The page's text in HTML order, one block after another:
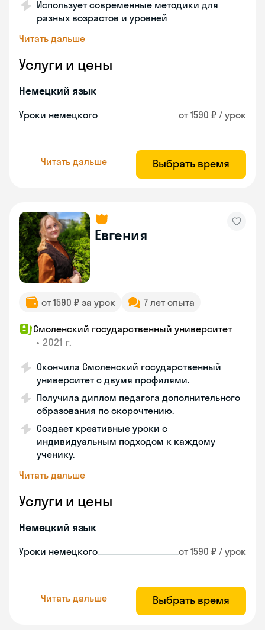
Использует современные методики для
разных возрастов и уровней
Читать дальше
Услуги и цены
Немецкий язык
Уроки немецкого от 1590 ₽ / урок
Читать дальше Выбрать время
Евгения
от 1590 ₽ за урок 7 лет опыта
Смоленский государственный университет
• 2021 г.
Окончила Смоленский государственный
университет с двумя профилями.
Получила диплом педагога дополнительного
образования по скорочтению.
Создает креативные уроки с
индивидуальным подходом к каждому
ученику.
Читать дальше
Услуги и цены
Немецкий язык
Уроки немецкого от 1590 ₽ / урок
Читать дальше Выбрать время